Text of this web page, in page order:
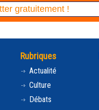
Rubriques
Actualité
Culture
Débats